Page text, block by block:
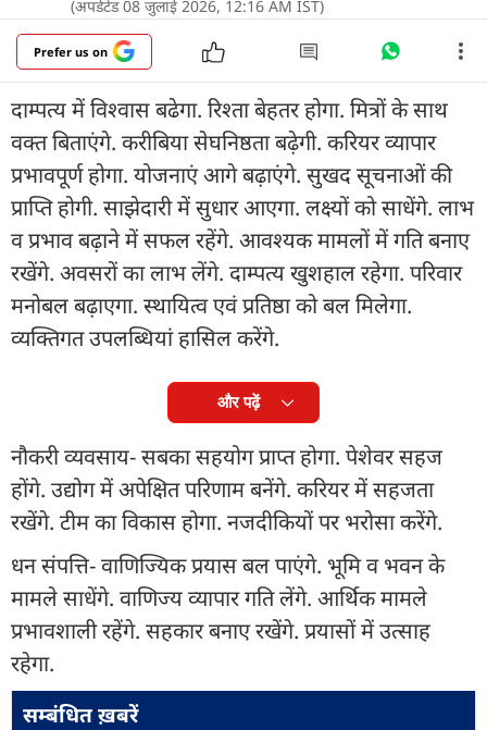
(अपडेटेड 08 जुलाई 2026, 12:16 AM IST)
Prefer us on
दाम्पत्य में विश्वास बढेगा. रिश्ता बेहतर होगा. मित्रों के साथ
वक्त बिताएंगे. करीबिया सेघनिष्ठता बढ़ेगी. करियर व्यापार
प्रभावपूर्ण होगा. योजनाएं आगे बढ़ाएंगे. सुखद सूचनाओं की
प्राप्ति होगी. साझेदारी में सुधार आएगा. लक्ष्यों को साधेंगे. लाभ
व प्रभाव बढ़ाने में सफल रहेंगे. आवश्यक मामलों में गति बनाए
रखेंगे. अवसरों का लाभ लेंगे. दाम्पत्य खुशहाल रहेगा. परिवार
मनोबल बढ़ाएगा. स्थायित्व एवं प्रतिष्ठा को बल मिलेगा.
व्यक्तिगत उपलब्धियां हासिल करेंगे.
और पढ़ें
नौकरी व्यवसाय- सबका सहयोग प्राप्त होगा. पेशेवर सहज
होंगे. उद्योग में अपेक्षित परिणाम बनेंगे. करियर में सहजता
रखेंगे. टीम का विकास होगा. नजदीकियों पर भरोसा करेंगे.
धन संपत्ति- वाणिज्यिक प्रयास बल पाएंगे. भूमि व भवन के
मामले साधेंगे. वाणिज्य व्यापार गति लेंगे. आर्थिक मामले
प्रभावशाली रहेंगे. सहकार बनाए रखेंगे. प्रयासों में उत्साह
रहेगा.
सम्बंधित ख़बरें